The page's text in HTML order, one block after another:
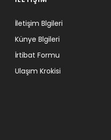
İletişim Blgileri
Künye Blgileri
İrtibat Formu
Ulaşım Krokisi